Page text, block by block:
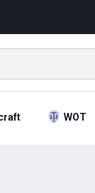
WOT